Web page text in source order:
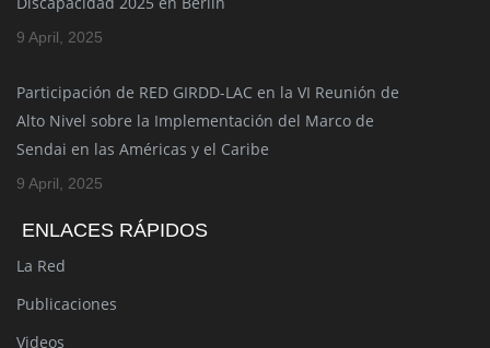
9 April, 2025
Participación de RED GIRDD-LAC en la VI Reunión de
Alto Nivel sobre la Implementación del Marco de
Sendai en las Américas y el Caribe
9 April, 2025
ENLACES RÁPIDOS
La Red
Publicaciones
Videos